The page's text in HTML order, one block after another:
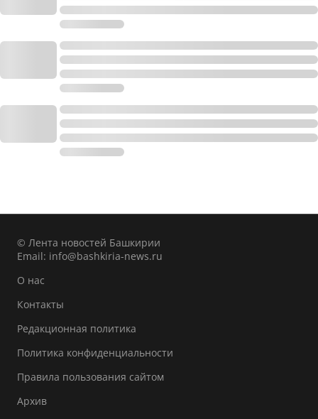
© Лента новостей Башкирии
Email: info@bashkiria-news.ru
О нас
Контакты
Редакционная политика
Политика конфиденциальности
Правила пользования сайтом
Архив